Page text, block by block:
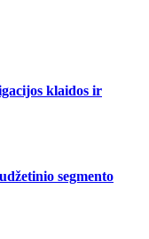
klaidos ir
segmento